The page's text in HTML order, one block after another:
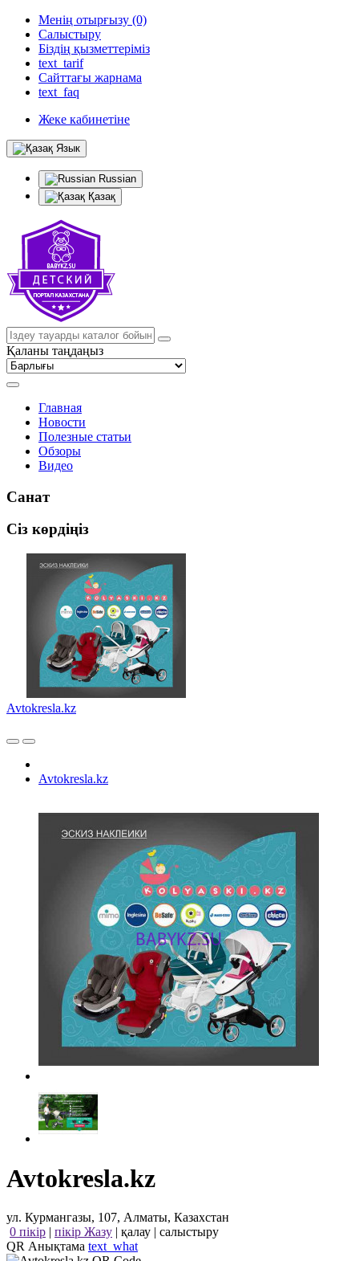
Менің отырғызу (0)
Салыстыру
Біздің қызметтеріміз
text_tarif
Сайттағы жарнама
text_faq
Жеке кабинетіне
Язык
Russian
Қазақ
Қаланы таңдаңыз
Главная
Новости
Полезные статьи
Обзоры
Видео
Санат
Сіз көрдіңіз
Avtokresla.kz
Avtokresla.kz
Avtokresla.kz
ул. Курмангазы, 107, Алматы, Казахстан
0 пікір | пікір Жазу | қалау | салыстыру
QR Анықтама text_what